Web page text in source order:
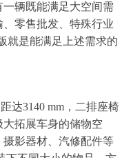
辆既能满足大空间需
零售批发、特殊行业
就是能满足上述需求的
达3140 mm，二排座椅
拓展车身的储物空
影器材、汽修配件等